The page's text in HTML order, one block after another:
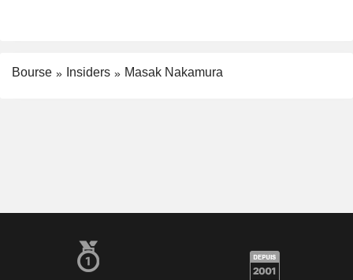
Bourse Insiders Masak Nakamura